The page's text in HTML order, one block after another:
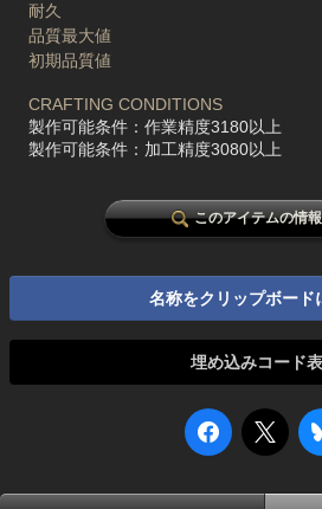
耐久
品質最大値
初期品質値
CRAFTING CONDITIONS
製作可能条件：作業精度3180以上
製作可能条件：加工精度3080以上
このアイテムの情
名称をクリップボード
埋め込みコード